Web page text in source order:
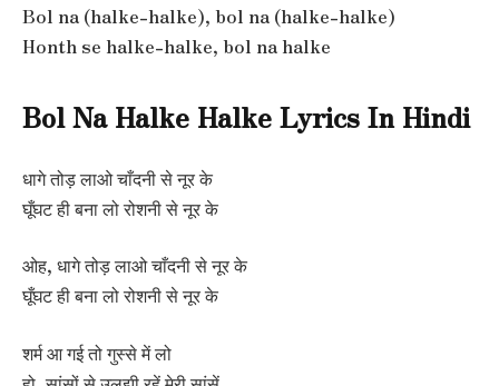
Bol na (halke-halke), bol na (halke-halke)
Honth se halke-halke, bol na halke
Bol Na Halke Halke Lyrics In Hindi
धागे तोड़ लाओ चाँदनी से नूर के
घूँघट ही बना लो रोशनी से नूर के
ओह, धागे तोड़ लाओ चाँदनी से नूर के
घूँघट ही बना लो रोशनी से नूर के
शर्म आ गई तो गुस्से में लो